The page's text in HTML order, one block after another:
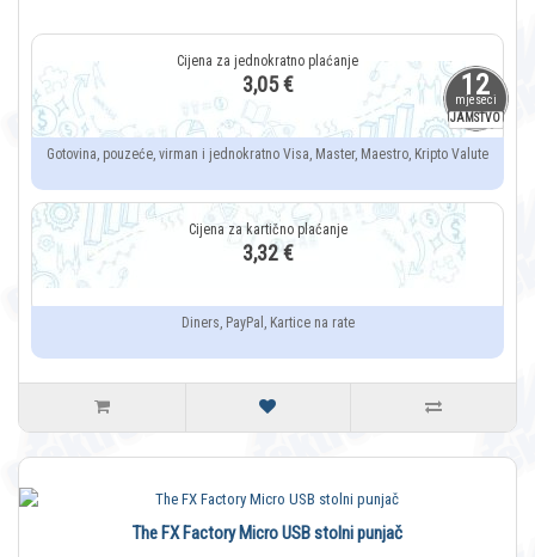
12
mjeseci
JAMSTVO
3,05 €
Gotovina, pouzeće, virman i jednokratno Visa, Master, Maestro, Kripto Valute
3,32 €
Diners, PayPal, Kartice na rate
The FX Factory Micro USB stolni punjač